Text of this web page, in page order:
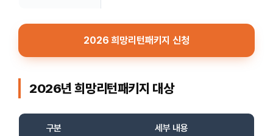
2026 희망리턴패키지 신청
2026년 희망리턴패키지 대상
구분 세부 내용